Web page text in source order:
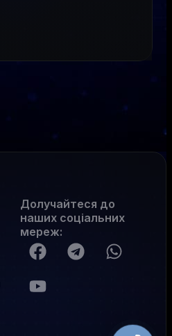
Долучайтеся до
наших соціальних
мереж: